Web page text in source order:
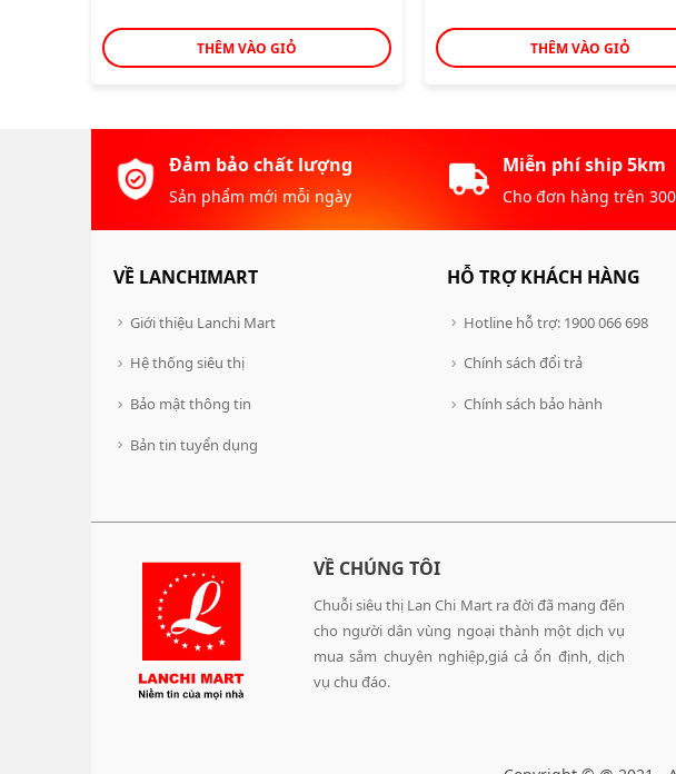
THÊM VÀO GIỎ THÊM VÀO GIỎ
Đảm bảo chất lượng
Sản phẩm mới mỗi ngày
Miễn phí ship 5km
Cho đơn hàng trên
VỀ LANCHIMART
Giới thiệu Lanchi Mart
Hệ thống siêu thị
Bảo mật thông tin
Bản tin tuyển dụng
HỖ TRỢ KHÁCH HÀNG
Hotline hỗ trợ: 1900 066 698
Chính sách đổi trả
Chính sách bảo hành
VỀ CHÚNG TÔI
Chuỗi siêu thị Lan Chi Mart ra đời đã mang đến
cho người dân vùng ngoại thành một dịch vụ
mua sắm chuyên nghiệp,giá cả ổn định, dịch
vụ chu đáo.